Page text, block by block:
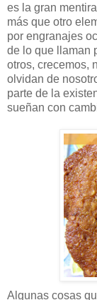
es la gran
más que otro
por engranajes
de lo que llaman
otros, crecemos,
olvidan de
parte de la
sueñan con
Algunas cosas